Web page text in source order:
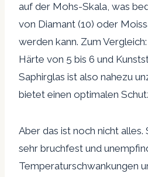
auf der Mohs-Skala, was
von Diamant (10) oder
werden kann. Zum
Härte von 5 bis 6 und
Saphirglas ist also nahezu
bietet einen optimalen
Aber das ist noch nicht alles.
sehr bruchfest und
Temperaturschwankungen